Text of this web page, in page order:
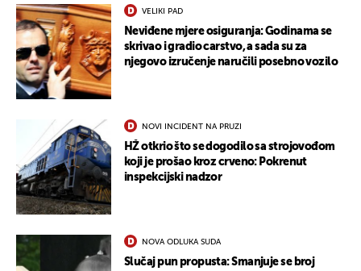
VELIKI PAD
Neviđene mjere osiguranja: Godinama se
skrivao i gradio carstvo, a sada su za
njegovo izručenje naručili posebno vozilo
NOVI INCIDENT NA PRUZI
HŽ otkrio što se dogodilo sa strojovođom
koji je prošao kroz crveno: Pokrenut
inspekcijski nadzor
NOVA ODLUKA SUDA
Slučaj pun propusta: Smanjuje se broj
UKLJUČITE NOTIFIKACIJE